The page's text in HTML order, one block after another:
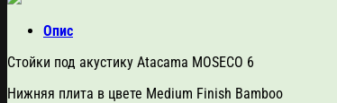
кількість
Опис
Стойки под акустику Atacama MOSECO 6
Нижняя плита в цвете Medium Finish Bamboo